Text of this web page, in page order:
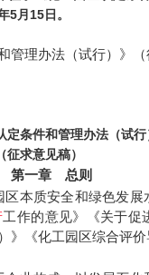
5月15日。
管理办法（试行）》
定条件和管理办法（试行
（征求意见稿）
第一章 总则
区本质安全和绿色发展
工作的意见》《关于促
》《化工园区综合评